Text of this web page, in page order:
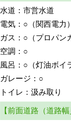
水道：市営水道
電気：○（関西電力）
ガス：○（プロパン
空調：○
風呂：○（灯油ボイ
ガレージ：○
トイレ：汲み取り
【前面道路（道路幅